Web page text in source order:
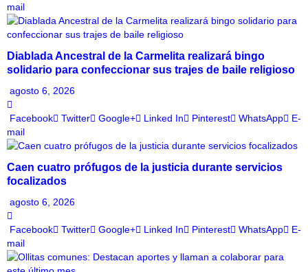
mail
Diablada Ancestral de la Carmelita realizará bingo
solidario para confeccionar sus trajes de baile religioso
agosto 6, 2026
Facebook Twitter Google+ Linked In Pinterest WhatsApp
E-
mail
Caen cuatro prófugos de la justicia durante servicios
focalizados
agosto 6, 2026
Facebook Twitter Google+ Linked In Pinterest WhatsApp
E-
mail